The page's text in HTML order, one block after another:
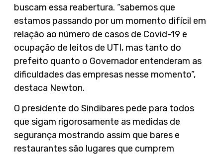
buscam essa reabertura. “sabemos que
estamos passando por um momento difícil em
relação ao número de casos de Covid-19 e
ocupação de leitos de UTI, mas tanto do
prefeito quanto o Governador entenderam as
dificuldades das empresas nesse momento”,
destaca Newton.
O presidente do Sindibares pede para todos
que sigam rigorosamente as medidas de
segurança mostrando assim que bares e
restaurantes são lugares que cumprem